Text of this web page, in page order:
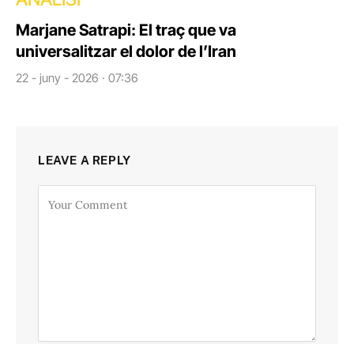
Marjane Satrapi: El traç que va
universalitzar el dolor de l’Iran
22 - juny - 2026 · 07:36
LEAVE A REPLY